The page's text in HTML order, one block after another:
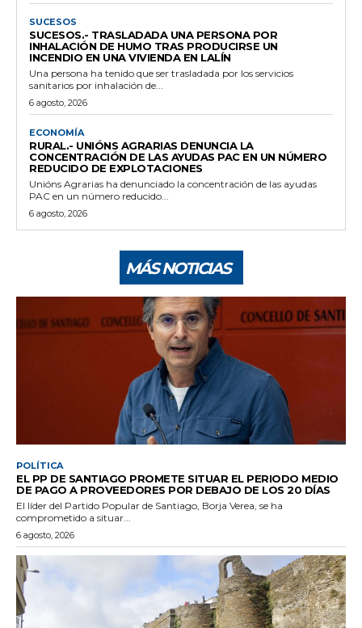
SUCESOS
SUCESOS.- TRASLADADA UNA PERSONA POR
INHALACIÓN DE HUMO TRAS PRODUCIRSE UN
INCENDIO EN UNA VIVIENDA EN LALÍN
Una persona ha tenido que ser trasladada por los servicios
sanitarios por inhalación de...
6 agosto, 2026
ECONOMÍA
RURAL.- UNIÓNS AGRARIAS DENUNCIA LA
CONCENTRACIÓN DE LAS AYUDAS PAC EN UN NÚMERO
REDUCIDO DE EXPLOTACIONES
Unións Agrarias ha denunciado la concentración de las ayudas
PAC en un número reducido...
6 agosto, 2026
MÁS NOTICIAS
POLÍTICA
EL PP DE SANTIAGO PROMETE SITUAR EL PERIODO MEDIO
DE PAGO A PROVEEDORES POR DEBAJO DE LOS 20 DÍAS
El líder del Partido Popular de Santiago, Borja Verea, se ha
comprometido a situar...
6 agosto, 2026